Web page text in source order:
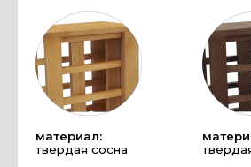
материал:
твердая сосна